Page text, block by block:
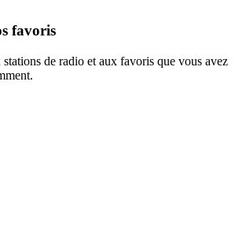
favoris
de radio et aux favoris que vous avez